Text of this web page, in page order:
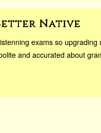
Native
exams so
and accurated about